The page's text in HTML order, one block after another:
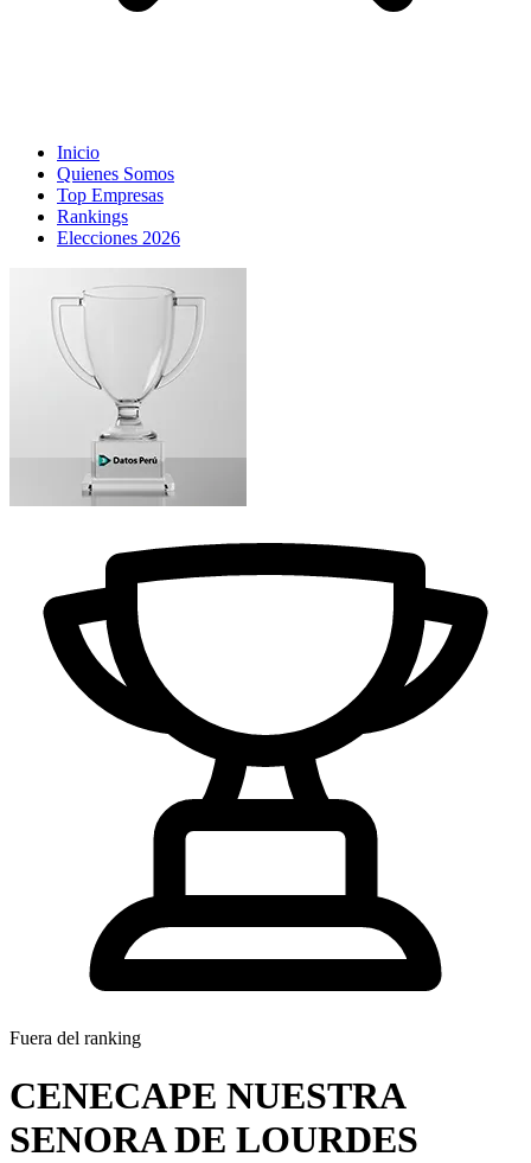
Inicio
Quienes Somos
Top Empresas
Rankings
Elecciones 2026
Fuera del ranking
CENECAPE NUESTRA
SENORA DE LOURDES